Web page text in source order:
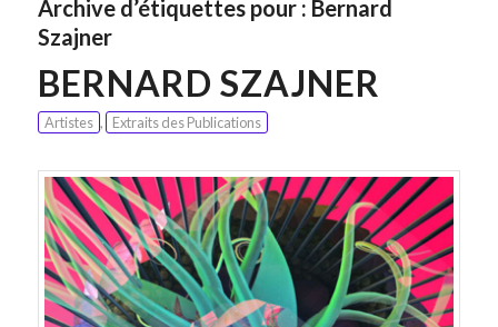
Archive d’étiquettes pour : Bernard
Szajner
BERNARD SZAJNER
Artistes , Extraits des Publications